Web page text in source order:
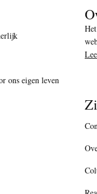
ons eigen leven